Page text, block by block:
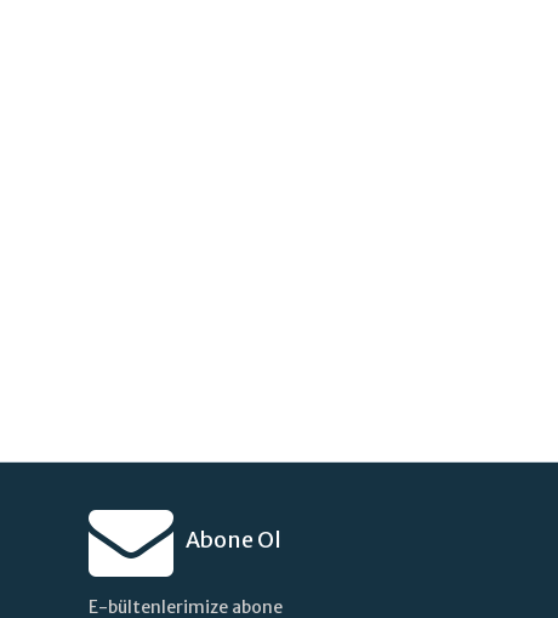
Abone Ol
E-bültenlerimize abone